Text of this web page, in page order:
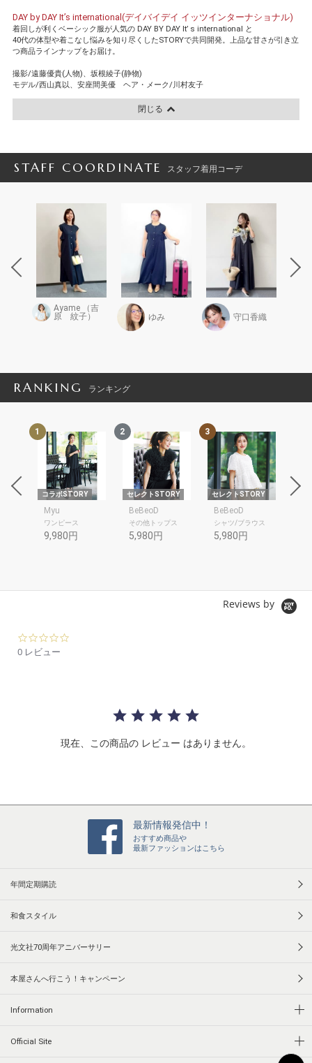
DAY by DAY It’s international(デイバイデイ イッツインターナショナル)
着回しが利くベーシック服が人気の DAY BY DAY It’ s international と
40代の体型や着こなし悩みを知り尽くしたSTORYで共同開発。上品な甘さが引き立
つ商品ラインナップをお届け。
撮影/遠藤優貴(人物)、坂根綾子(静物)
モデル/西山真以、安座間美優 ヘア・メーク/川村友子
閉じる
STAFF COORDINATE スタッフ着用コーデ
Ayame （吉
原 紋子）
ゆみ 守口香織
RANKING ランキング
1
コラボSTORY
Myu
ワンピース
9,980円
2
セレクトSTORY
BeBeoD
その他トップス
5,980円
3
セレクトSTORY
BeBeoD
シャツ/ブラウス
5,980円
Reviews by
i
0 レビュー
現在、この商品の レビュー はありません。
最新情報発信中！
おすすめ商品や
最新ファッションはこちら
年間定期購読
和食スタイル
光文社70周年アニバーサリー
本屋さんへ行こう！キャンペーン
Information
Official Site